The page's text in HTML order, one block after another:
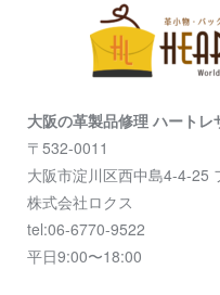
大阪の革製品修理 ハートレ
〒532-0011
大阪市淀川区西中島4-4-25
株式会社ロクス
tel:06-6770-9522
平日9:00〜18:00